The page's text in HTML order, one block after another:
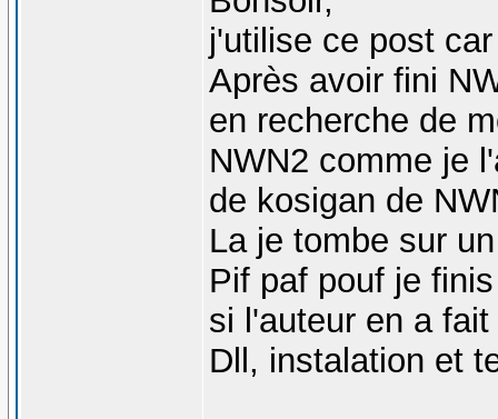
j'utilise ce post
Après avoir fini
en recherche de
NWN2 comme je
de kosigan de
La je tombe sur
Pif paf pouf je
si l'auteur en a
Dll, instalation et